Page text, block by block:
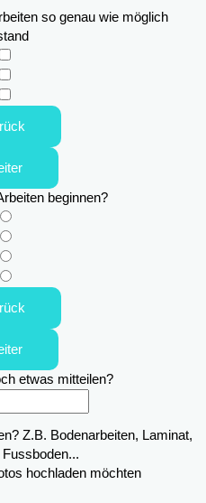
so genau wie möglich
beginnen?
etwas mitteilen?
Z.B. Bodenarbeiten, Laminat,
hochladen möchten